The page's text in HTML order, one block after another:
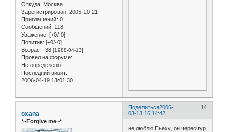
Откуда: Москва
Зарегистрирован: 2005-10-21
Приглашений: 0
Сообщений: 118
Уважение: [+0/-0]
Позитив: [+0/-0]
Возраст: 38 [1988-04-13]
Провел на форуме:
Не определено
Последний визит:
2006-04-19 13:01:30
Поделиться 14
2006-
03-13 16:14:42
oxana
*~Forgive me~*
не люблю Пьеху, он чересчур